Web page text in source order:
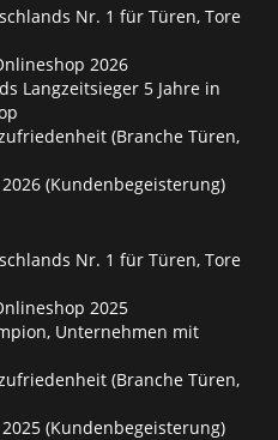
Nr. 1 für Türen, Tore
2026
Langzeitsieger 5 Jahre in
(Branche Türen,
2026 (Kundenbegeisterung)
Nr. 1 für Türen, Tore
2025
Unternehmen mit
(Branche Türen,
2025 (Kundenbegeisterung)